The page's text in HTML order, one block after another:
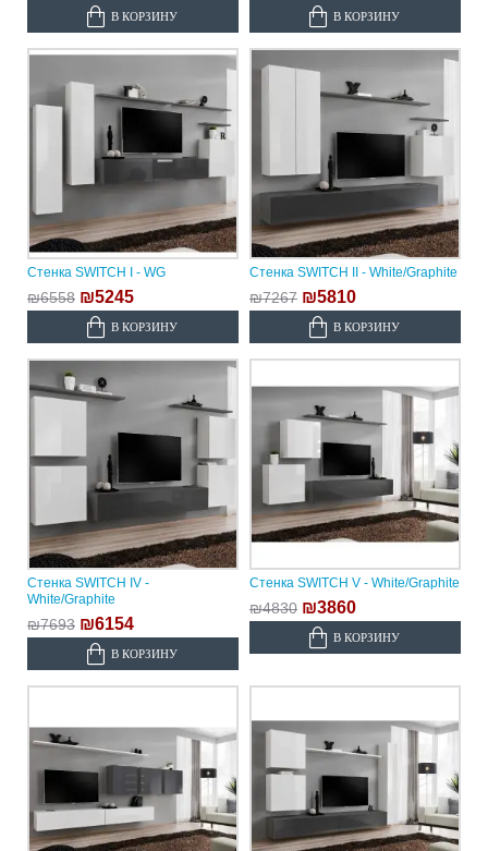
В КОРЗИНУ В КОРЗИНУ
Стенка SWITCH I - WG
₪6558 ₪5245
В КОРЗИНУ
Стенка SWITCH II - White/Graphite
₪7267 ₪5810
В КОРЗИНУ
Стенка SWITCH IV -
White/Graphite
₪7693 ₪6154
В КОРЗИНУ
Стенка SWITCH V - White/Graphite
₪4830 ₪3860
В КОРЗИНУ